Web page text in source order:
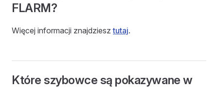
FLARM?
Więcej informacji znajdziesztutaj.
Które szybowce są pokazywane w